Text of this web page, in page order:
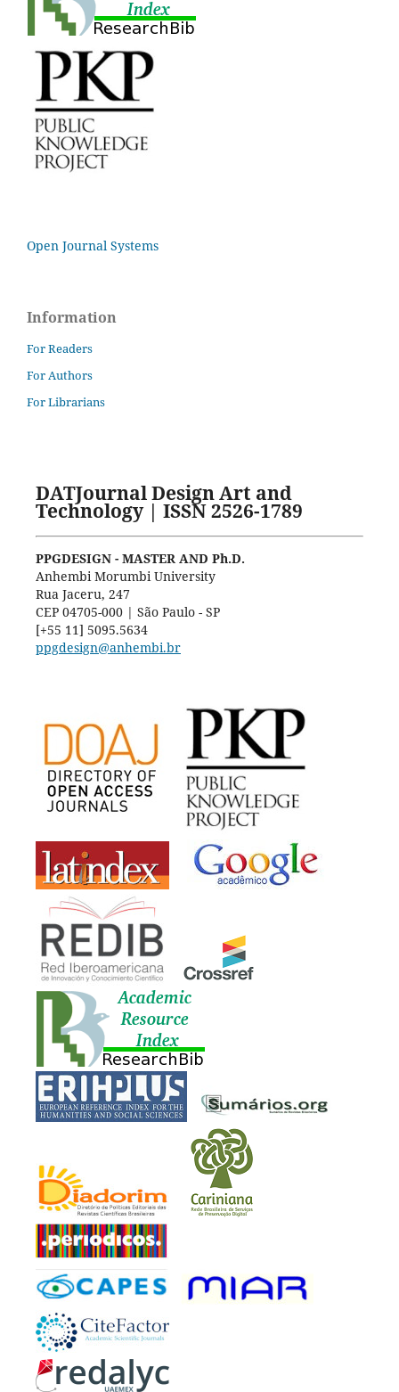
Open Journal Systems
Information
For Readers
For Authors
For Librarians
DATJournal Design Art and
Technology | ISSN 2526-1789
PPGDESIGN - MASTER AND Ph.D.
Anhembi Morumbi University
Rua Jaceru, 247
CEP 04705-000 | São Paulo - SP
[+55 11] 5095.5634
ppgdesign@anhembi.br